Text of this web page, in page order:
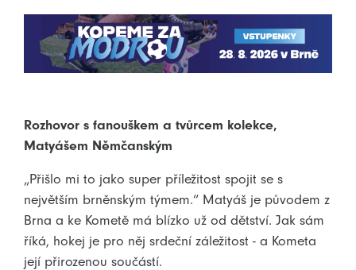
Rozhovor s fanouškem a tvůrcem kolekce,
Matyášem Němčanským
„Přišlo mi to jako super příležitost spojit se s
největším brněnským týmem.“ Matyáš je původem z
Brna a ke Kometě má blízko už od dětství. Jak sám
říká, hokej je pro něj srdeční záležitost - a Kometa
její přirozenou součástí.